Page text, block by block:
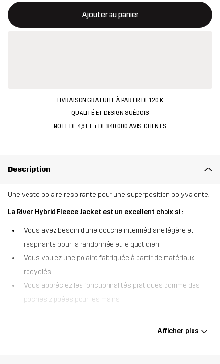
Ajouter au panier
Ce bouton ouvrira une fenêtre modale confirmant un nouvel
{{taille}} non disponible
LIVRAISON GRATUITE À PARTIR DE 120 €
QUALITÉ ET DESIGN SUÉDOIS
NOTE DE 4,6 ET + DE 840 000 AVIS-CLIENTS
Description
Une veste polaire respirante pour une superposition polyvalente.
La River Hybrid Fleece Jacket est un excellent choix si :
Vous avez besoin d’une couche intermédiaire légère et
respirante pour la randonnée et le quotidien
Vous voulez une polaire fabriquée à partir de matériaux
recyclés
Vous appréciez les fonctionnalités pratiques comme des
poches zippées pour les mains
le confort. Fabriquée principalement à partir de matériaux recyclés,
Afficher plus